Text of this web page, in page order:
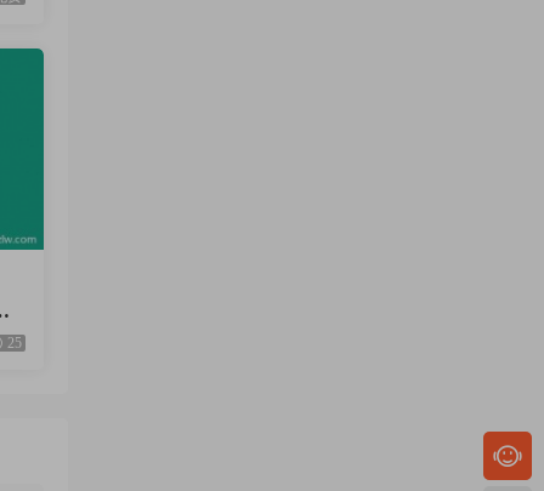
25